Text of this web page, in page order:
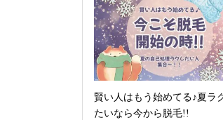
賢い人はもう始めてる♪夏ラ
たいなら今から脱毛!!